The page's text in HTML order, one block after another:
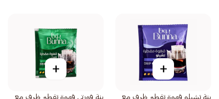
+
بنة تشيلو قهوة تقطير ظرف مع
+
بنة فورتي قهوة تقطير ظرف مع